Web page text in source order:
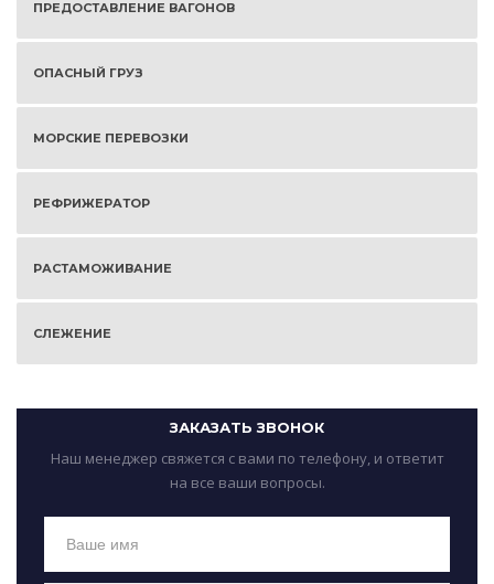
ПРЕДОСТАВЛЕНИЕ ВАГОНОВ
ОПАСНЫЙ ГРУЗ
МОРСКИЕ ПЕРЕВОЗКИ
РЕФРИЖЕРАТОР
РАСТАМОЖИВАНИЕ
СЛЕЖЕНИЕ
ЗАКАЗАТЬ ЗВОНОК
Наш менеджер свяжется с вами по телефону, и ответит
на все ваши вопросы.